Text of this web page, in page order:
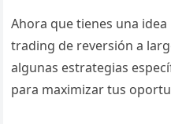
Ahora que tienes una
trading de reversión a
algunas estrategias
para maximizar tus